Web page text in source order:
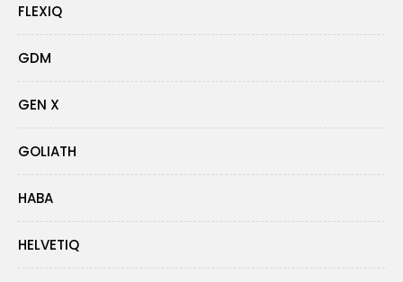
FLEXIQ
GDM
GEN X
GOLIATH
HABA
HELVETIQ